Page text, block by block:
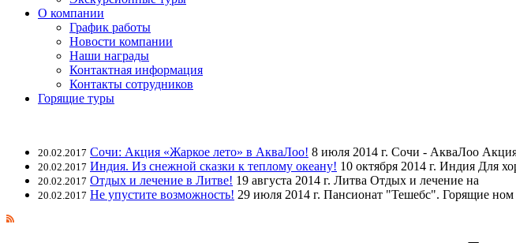
О компании
График работы
Новости компании
Наши награды
Контактная информация
Контакты сотрудников
Горящие туры
20.02.2017 Сочи: Акция «Жаркое лето» в АкваЛоо! 8 июля 2014 г. Сочи - АкваЛоо
20.02.2017 Индия. Из снежной сказки к теплому океану! 10 октября 2014 г. Индия Для
20.02.2017 Отдых и лечение в Литве! 19 августа 2014 г. Литва Отдых и лечение на
20.02.2017 Не упустите возможность! 29 июля 2014 г. Пансионат "Тешебс". Горящие ном